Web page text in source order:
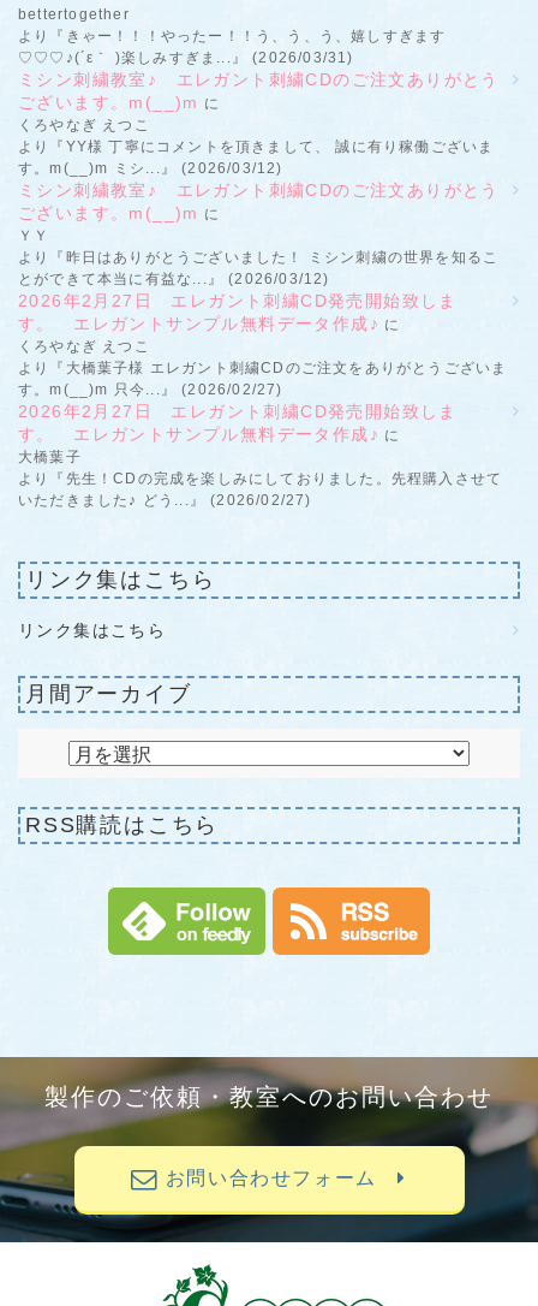
bettertogether
より『きゃー！！！やったー！！う、う、う、嬉しすぎます
♡♡♡♪(´ε｀ )楽しみすぎま...』 (2026/03/31)
ミシン刺繍教室♪ エレガント刺繍CDのご注文ありがとう
ございます。m(__)m に
くろやなぎ えつこ
より『YY様 丁寧にコメントを頂きまして、 誠に有り稼働ございま
す。m(__)m ミシ...』 (2026/03/12)
ミシン刺繍教室♪ エレガント刺繍CDのご注文ありがとう
ございます。m(__)m に
ＹＹ
より『昨日はありがとうございました！ ミシン刺繍の世界を知るこ
とができて本当に有益な...』 (2026/03/12)
2026年2月27日 エレガント刺繍CD発売開始致しま
す。 エレガントサンプル無料データ作成♪ に
くろやなぎ えつこ
より『大橋葉子様 エレガント刺繍CDのご注文をありがとうございま
す。m(__)m 只今...』 (2026/02/27)
2026年2月27日 エレガント刺繍CD発売開始致しま
す。 エレガントサンプル無料データ作成♪ に
大橋葉子
より『先生！CDの完成を楽しみにしておりました。先程購入させて
いただきました♪ どう...』 (2026/02/27)
リンク集はこちら
リンク集はこちら
月間アーカイブ
RSS購読はこちら
製作のご依頼・教室へのお問い合わせ
お問い合わせフォーム